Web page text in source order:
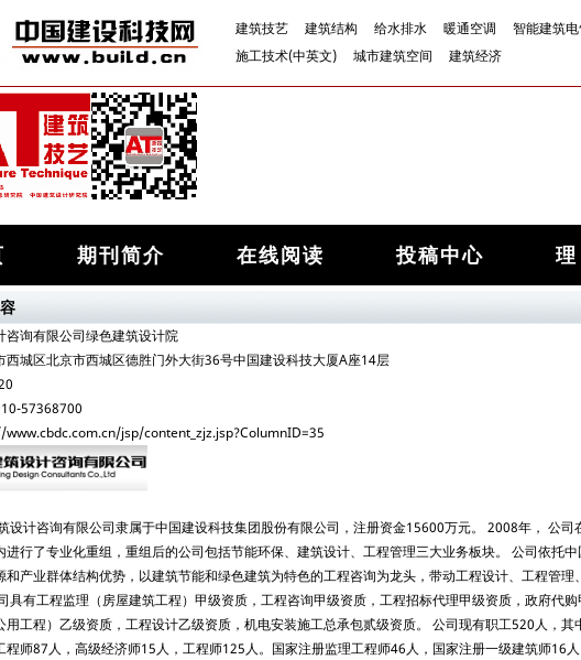
建筑技艺 建筑结构 给水排水 暖通空调 智能建筑
施工技术(中英文)
城市建筑空间 建筑经济
期刊简介 在线阅读 投稿中心
咨询有限公司绿色建筑设计院
西城区北京市西城区德胜门外大街36号中国建设科技大厦A座14层
57368700
jsp/content_zjz.jsp?ColumnID=35
设计咨询有限公司隶属于中国建设科技集团股份有限公司，注册资金15600万元。 2008年， 公司
进行了专业化重组，重组后的公司包括节能环保、建筑设计、工程管理三大业务板块。 公司依托
和产业群体结构优势，以建筑节能和绿色建筑为特色的工程咨询为龙头，带动工程设计、工程管理
具有工程监理（房屋建筑工程）甲级资质，工程咨询甲级资质，工程招标代理甲级资质，政府代
用工程）乙级资质，工程设计乙级资质，机电安装施工总承包贰级资质。 公司现有职工520人，
程师87人，高级经济师15人，工程师125人。国家注册监理工程师46人，国家注册一级建筑师16